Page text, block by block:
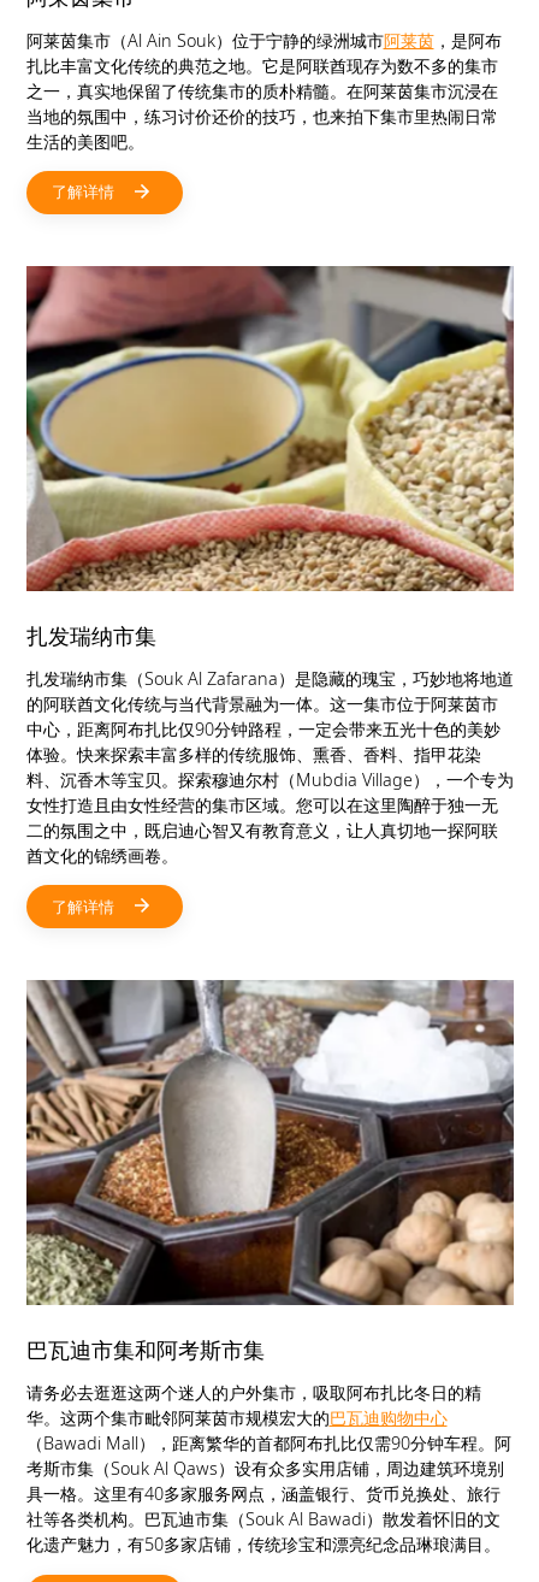
阿莱茵集市（Al Ain Souk）位于宁静的绿洲城市阿莱茵，是阿布
扎比丰富文化传统的典范之地。它是阿联酋现存为数不多的集市
之一，真实地保留了传统集市的质朴精髓。在阿莱茵集市沉浸在
当地的氛围中，练习讨价还价的技巧，也来拍下集市里热闹日常
生活的美图吧。
了解详情
扎发瑞纳市集
扎发瑞纳市集（Souk Al Zafarana）是隐藏的瑰宝，巧妙地将地道
的阿联酋文化传统与当代背景融为一体。这一集市位于阿莱茵市
中心，距离阿布扎比仅90分钟路程，一定会带来五光十色的美妙
体验。快来探索丰富多样的传统服饰、熏香、香料、指甲花染
料、沉香木等宝贝。探索穆迪尔村（Mubdia Village），一个专为
女性打造且由女性经营的集市区域。您可以在这里陶醉于独一无
二的氛围之中，既启迪心智又有教育意义，让人真切地一探阿联
酋文化的锦绣画卷。
了解详情
巴瓦迪市集和阿考斯市集
请务必去逛逛这两个迷人的户外集市，吸取阿布扎比冬日的精
华。这两个集市毗邻阿莱茵市规模宏大的巴瓦迪购物中心
（Bawadi Mall），距离繁华的首都阿布扎比仅需90分钟车程。阿
考斯市集（Souk Al Qaws）设有众多实用店铺，周边建筑环境别
具一格。这里有40多家服务网点，涵盖银行、货币兑换处、旅行
社等各类机构。巴瓦迪市集（Souk Al Bawadi）散发着怀旧的文
化遗产魅力，有50多家店铺，传统珍宝和漂亮纪念品琳琅满目。